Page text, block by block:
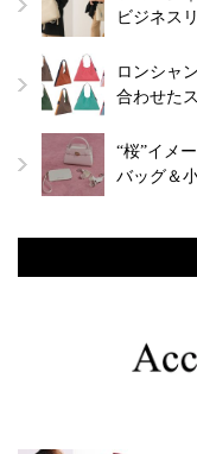
ビジネス
ロンシャ
合わせた
“桜”イメ
バッグ＆